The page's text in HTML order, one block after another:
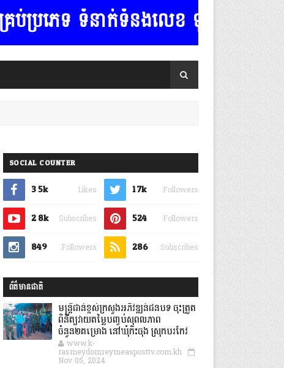
ទំនាក់ទំនងលេខ ទូរស័ព្ទ:.......
SOCIAL COUNTER
3.5k Likes 1.7k Followers
2.8k Subscribes 524 Followers
849 Followers 286 Subscribes
ព័ត៌មានជាតិ
មន្ត្រីជាន់ខ្ពស់ក្រសួងអភិវឌ្ឍន៍ជនបទ ចុះត្រួត
ពិនិត្យវាយតម្លៃបញ្ចប់សុពលភាព
ចំនួន២គម្រោង នៅឃុំកិះចុង ស្រុកបរកែវ
www.k-
rasmeydomreymeasposttv.com.kh
Nov 05, 2024